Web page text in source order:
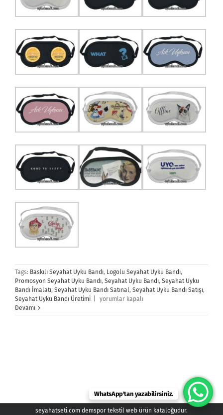
Tags: Baskılı Seyahat Uyku Bandı, Logolu Seyahat Uyku Bandı,
Promosyon Seyahat Uyku Bandı, Seyahat Uyku Bandı, Seyahat Uyku
Bandı İmalatı, Seyahat Uyku Bandı Satınal, Seyahat Uyku Bandı Satışı,
Seyahat Uyku Bandı Üretimi
Seyahat
Bandı
yorumlar kapalı
Devamı
seyahatseti.com demspor tekstil web ürün kataloğudur.
WhatsApp'tan yazabilirsiniz.